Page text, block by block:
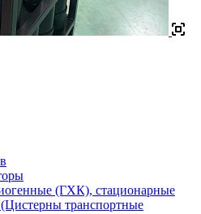
(ГХК), стационарные
транспортные